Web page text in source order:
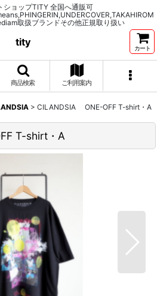
ショップTITY 全国へ通販可
取扱ブランドその他正規取り扱い
tity
カート
商品検索 ご利用案内
> CILANDSIA ONE-OFF T-shirt・A
T-shirt・A